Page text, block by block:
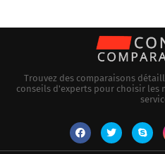
Trouvez des comparaisons
conseils d'experts pour choisir